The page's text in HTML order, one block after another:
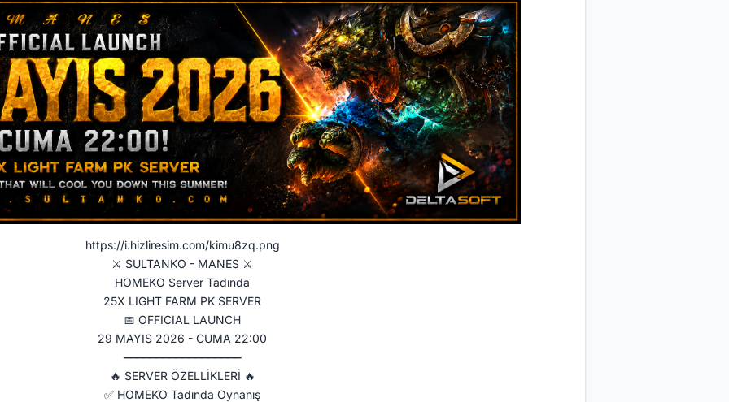
https://i.hizliresim.com/kimu8zq.png
⚔ SULTANKO - MANES ⚔
HOMEKO Server Tadında
25X LIGHT FARM PK SERVER
📅 OFFICIAL LAUNCH
29 MAYIS 2026 - CUMA 22:00
━━━━━━━━━━━━━━━━━━
🔥 SERVER ÖZELLİKLERİ 🔥
✅ HOMEKO Tadında Oynanış